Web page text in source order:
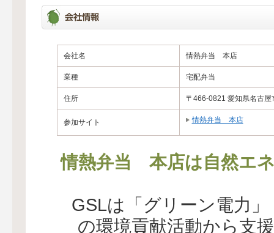
会社名 情熱弁当 本店
業種 宅配弁当
住所 〒466-0821 愛知県名古屋
参加サイト 情熱弁当 本店
情熱弁当 本店は自然エ
GSLは「グリーン電力
の環境貢献活動から支